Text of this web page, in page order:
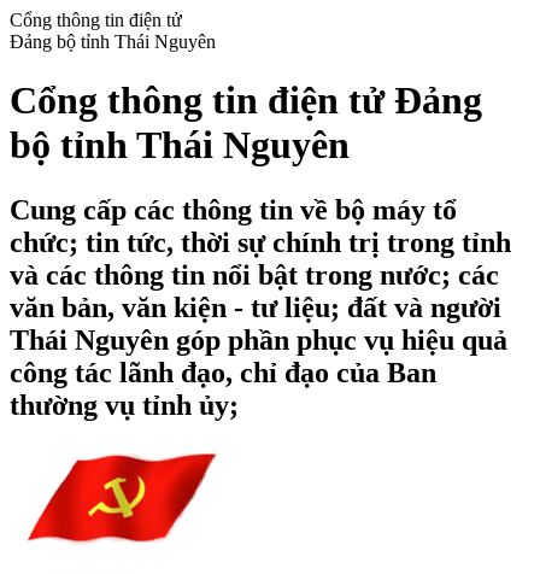
Cổng thông tin điện tử
Đảng bộ tỉnh Thái Nguyên
Cổng thông tin điện tử Đảng
bộ tỉnh Thái Nguyên
Cung cấp các thông tin về bộ máy tổ
chức; tin tức, thời sự chính trị trong tỉnh
và các thông tin nổi bật trong nước; các
văn bản, văn kiện - tư liệu; đất và người
Thái Nguyên góp phần phục vụ hiệu quả
công tác lãnh đạo, chỉ đạo của Ban
thường vụ tỉnh ủy;